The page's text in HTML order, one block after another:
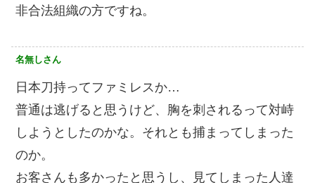
非合法組織の方ですね。
名無しさん
日本刀持ってファミレスか…
普通は逃げると思うけど、胸を刺されるって対峙
しようとしたのかな。それとも捕まってしまった
のか。
お客さんも多かったと思うし、見てしまった人達